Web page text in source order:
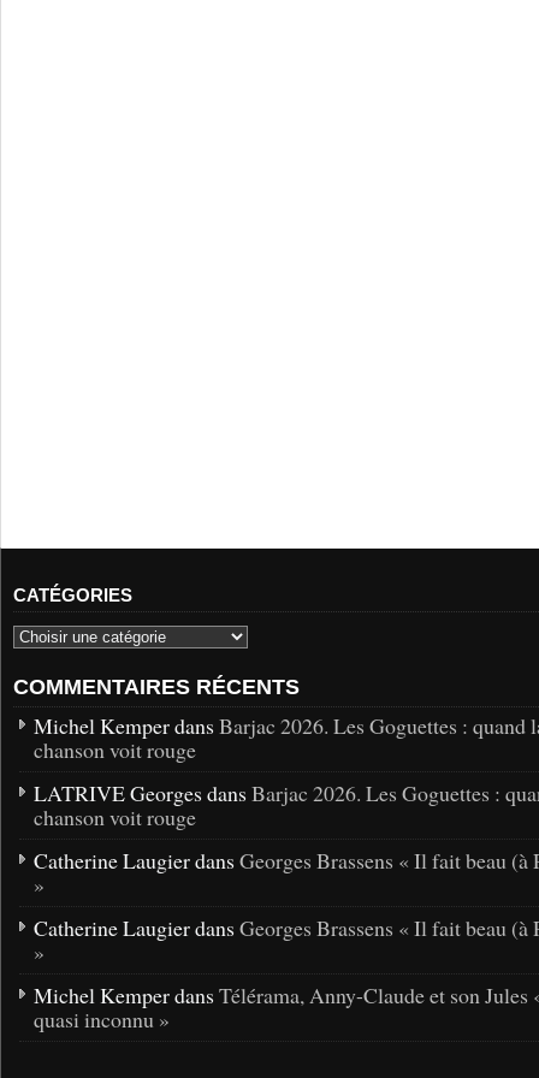
CATÉGORIES
COMMENTAIRES RÉCENTS
Michel Kemper dans Barjac 2026. Les Goguettes : quand
chanson voit rouge
LATRIVE Georges dans Barjac 2026. Les Goguettes :
chanson voit rouge
Catherine Laugier dans Georges Brassens « Il fait beau (à
»
Catherine Laugier dans Georges Brassens « Il fait beau (à
»
Michel Kemper dans Télérama, Anny-Claude et son Jules
quasi inconnu »